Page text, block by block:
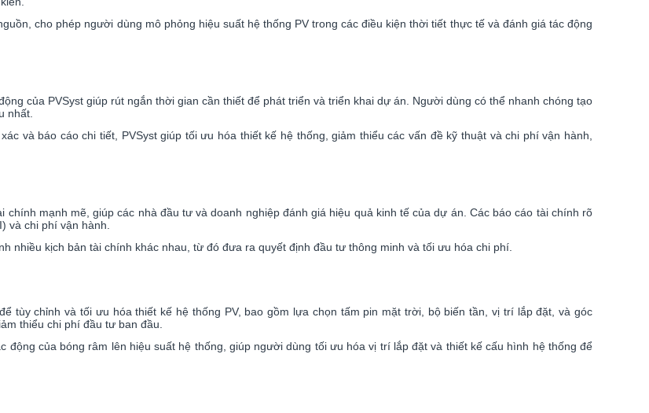
cho phép người dùng mô phỏng hiệu suất hệ thống PV trong các điều kiện thời tiết thực tế và đánh giá tác động
của PVSyst giúp rút ngắn thời gian cần thiết để phát triển và triển khai dự án. Người dùng có thể nhanh chóng tạo
nhất.
và báo cáo chi tiết, PVSyst giúp tối ưu hóa thiết kế hệ thống, giảm thiểu các vấn đề kỹ thuật và chi phí vận hành,
mạnh mẽ, giúp các nhà đầu tư và doanh nghiệp đánh giá hiệu quả kinh tế của dự án. Các báo cáo tài chính rõ
và chi phí vận hành.
nhiều kịch bản tài chính khác nhau, từ đó đưa ra quyết định đầu tư thông minh và tối ưu hóa chi phí.
tùy chỉnh và tối ưu hóa thiết kế hệ thống PV, bao gồm lựa chọn tấm pin mặt trời, bộ biến tần, vị trí lắp đặt, và góc
thiểu chi phí đầu tư ban đầu.
động của bóng râm lên hiệu suất hệ thống, giúp người dùng tối ưu hóa vị trí lắp đặt và thiết kế cấu hình hệ thống để